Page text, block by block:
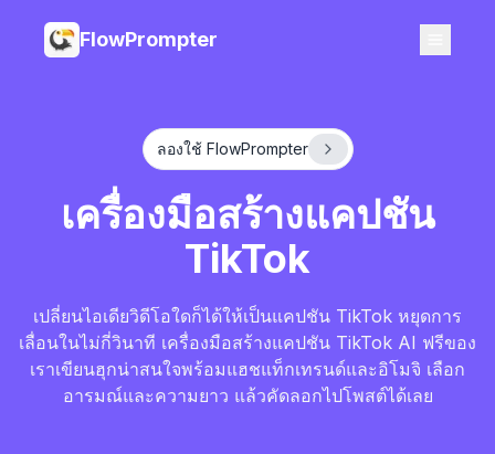
FlowPrompter
ลองใช้ FlowPrompter
เครื่องมือสร้างแคปชัน
TikTok
เปลี่ยนไอเดียวิดีโอใดก็ได้ให้เป็นแคปชัน TikTok หยุดการ
เลื่อนในไม่กี่วินาที เครื่องมือสร้างแคปชัน TikTok AI ฟรีของ
เราเขียนฮุกน่าสนใจพร้อมแฮชแท็กเทรนด์และอิโมจิ เลือก
อารมณ์และความยาว แล้วคัดลอกไปโพสต์ได้เลย